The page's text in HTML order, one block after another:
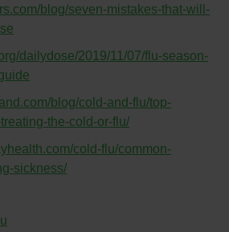
blog/seven-mistakes-that-will-
dailydose/2019/11/07/flu-season-
blog/cold-and-flu/top-
the-cold-or-flu/
cold-flu/common-
sickness/